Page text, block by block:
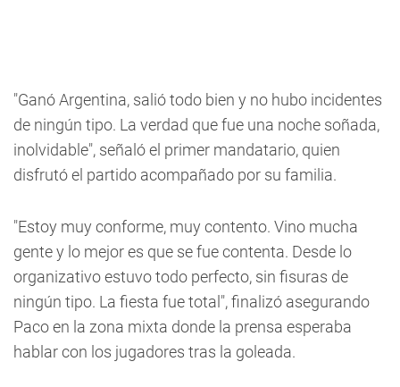
"Ganó Argentina, salió todo bien y no hubo incidentes
de ningún tipo. La verdad que fue una noche soñada,
inolvidable", señaló el primer mandatario, quien
disfrutó el partido acompañado por su familia.
"Estoy muy conforme, muy contento. Vino mucha
gente y lo mejor es que se fue contenta. Desde lo
organizativo estuvo todo perfecto, sin fisuras de
ningún tipo. La fiesta fue total", finalizó asegurando
Paco en la zona mixta donde la prensa esperaba
hablar con los jugadores tras la goleada.